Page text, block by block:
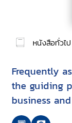
หนังสือทั่วไป
Frequently
the guiding
business